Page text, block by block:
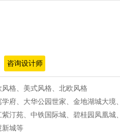
咨询设计师
格、美式风格、北欧风格
府、大华公园世家、金地湖城大境、
汀苑、中铁国际城、碧桂园凤凰城、
新城等